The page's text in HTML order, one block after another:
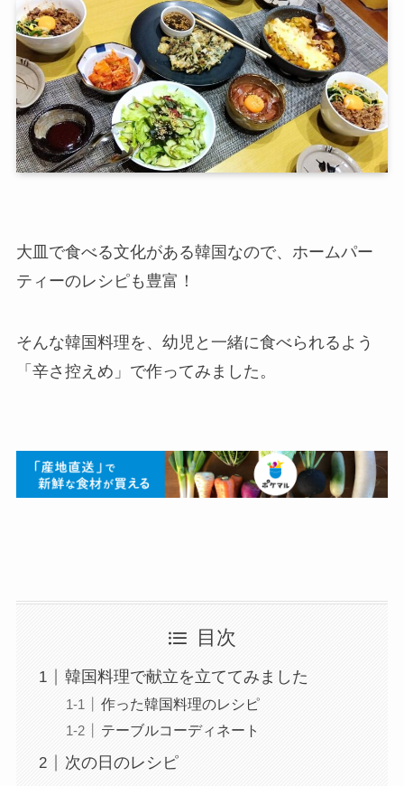
大皿で食べる文化がある韓国なので、ホームパー
ティーのレシピも豊富！
そんな韓国料理を、幼児と一緒に食べられるよう
「辛さ控えめ」で作ってみました。
目次
韓国料理で献立を立ててみました
作った韓国料理のレシピ
テーブルコーディネート
次の日のレシピ